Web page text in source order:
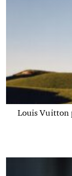
Louis Vuitton